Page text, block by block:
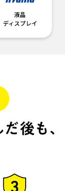
液晶
ディスプレイ